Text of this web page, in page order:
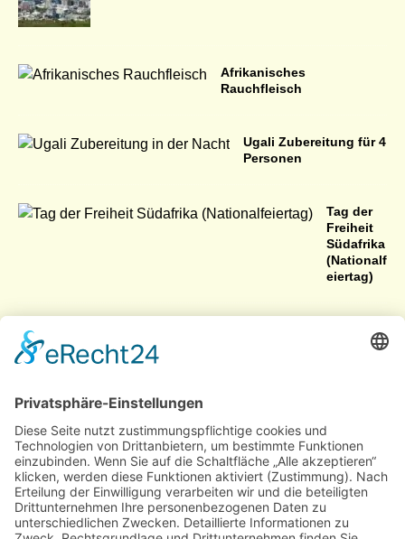
Afrikanisches
Rauchfleisch
Ugali Zubereitung für 4
Personen
Tag der
Freiheit
Südafrika
(Nationalf
eiertag)
Unabhängigkeitstag
in Namibia
Das Bier in Namibia